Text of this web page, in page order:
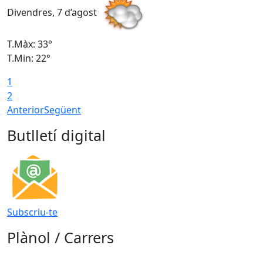
Divendres, 7 d’agost
T.Màx: 33°
T.Min: 22°
1
2
AnteriorSegüent
Butlletí digital
Subscriu-te
Plànol / Carrers